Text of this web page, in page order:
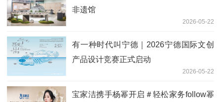
非遗馆
2026-05-22
有一种时代叫宁德｜2026宁德国际文创
产品设计竞赛正式启动
2026-05-22
宝家洁携手杨幂开启＃轻松家务follow幂